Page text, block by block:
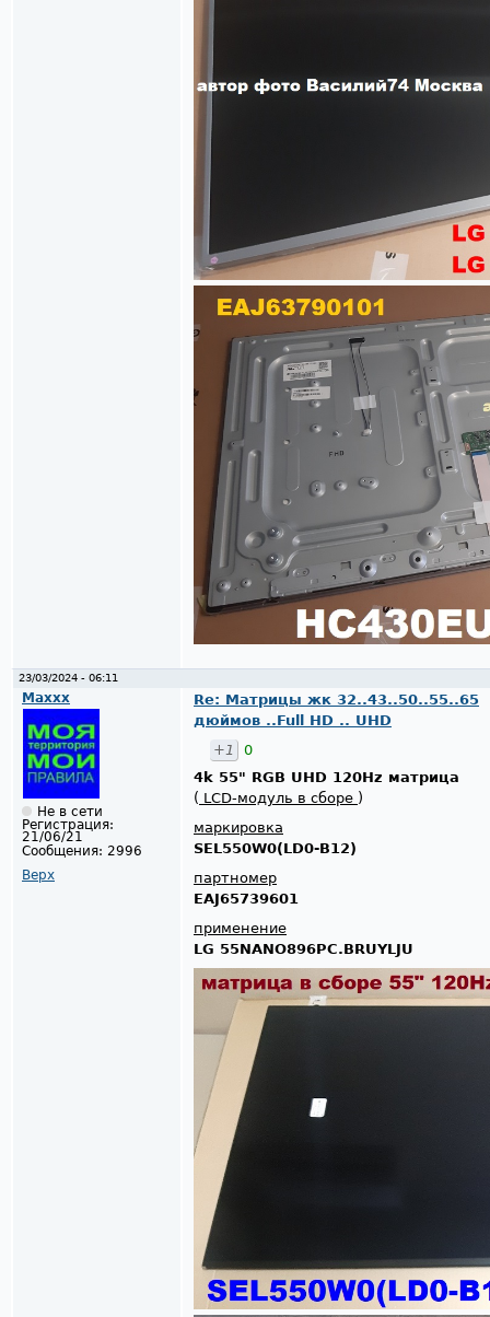
23/03/2024 - 06:11
Maxxx
Не в сети
Регистрация:
21/06/21
Сообщения: 2996
Верх
Re: Матрицы жк 32..43..50..55..65
дюймов ..Full HD .. UHD
+1
0
4k 55" RGB UHD 120Hz матрица
( LCD-модуль в сборе )
маркировка
SEL550W0(LD0-B12)
партномер
EAJ65739601
применение
LG 55NANO896PC.BRUYLJU